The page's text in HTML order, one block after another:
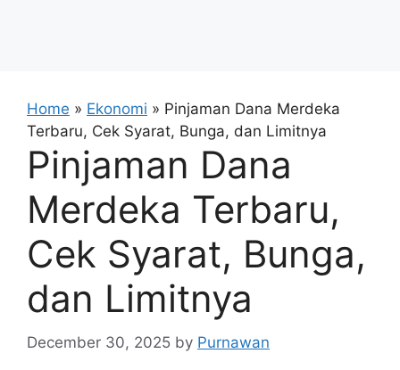
Home » Ekonomi » Pinjaman Dana Merdeka
Terbaru, Cek Syarat, Bunga, dan Limitnya
Pinjaman Dana
Merdeka Terbaru,
Cek Syarat, Bunga,
dan Limitnya
December 30, 2025 by Purnawan